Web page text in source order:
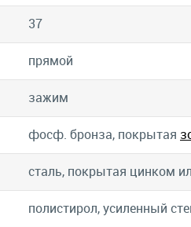
37
прямой
зажим
фосф. бронза, покрытая
сталь, покрытая цинком
полистирол, усиленный